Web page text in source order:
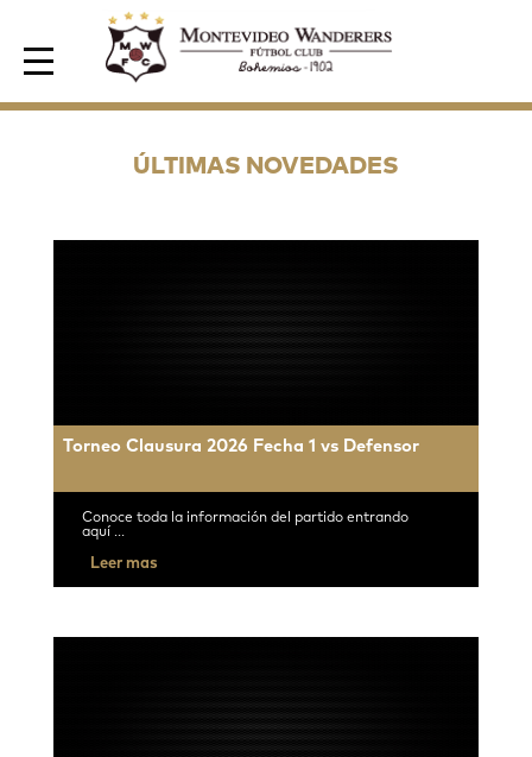
Area de Socios
ÚLTIMAS NOVEDADES
Torneo Clausura 2026 Fecha 1 vs Defensor
Conoce toda la información del partido entrando
aquí ...
Leer mas